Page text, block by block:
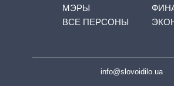
МЭРЫ
ВСЕ ПЕРСОНЫ
info@slovoidilo.ua